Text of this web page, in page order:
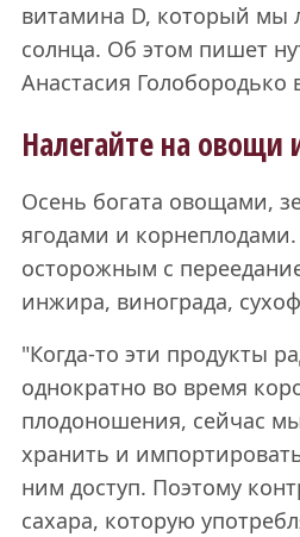
витамина D, который мы
солнца. Об этом пишет
Анастасия Голобородько
Налегайте на овощи
Осень богата овощами,
ягодами и
осторожным с
инжира, винограда,
"Когда-то эти продукты
однократно во время
плодоношения, сейчас
хранить и
ним доступ. Поэтому
сахара, которую